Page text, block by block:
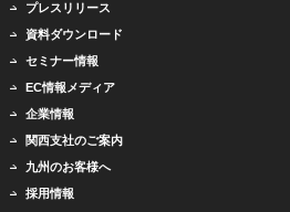
プレスリリース
資料ダウンロード
セミナー情報
EC情報メディア
企業情報
関西支社のご案内
九州のお客様へ
採用情報